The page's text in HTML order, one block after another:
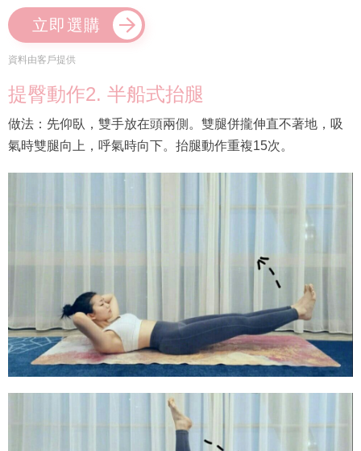
立即選購
資料由客戶提供
提臀動作2. 半船式抬腿
做法：先仰臥，雙手放在頭兩側。雙腿併攏伸直不著地，吸
氣時雙腿向上，呼氣時向下。抬腿動作重複15次。